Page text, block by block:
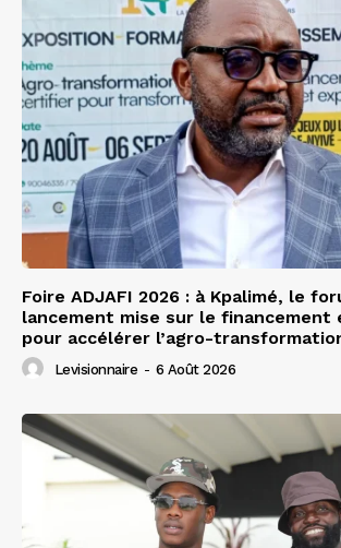
Foire ADJAFI 2026 : à Kpalimé, le
lancement mise sur le financement
pour accélérer l’agro-
Levisionnaire - 6 Août 2026